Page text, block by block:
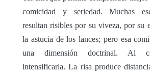
comicidad y seriedad. Muchas
resultan risibles por su viveza, por su
la astucia de los lances; pero esa
una dimensión doctrinal. Al
intensificarla. La risa produce